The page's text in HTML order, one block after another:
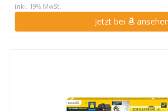
inkl. 19% MwSt.
Jetzt bei ansehen